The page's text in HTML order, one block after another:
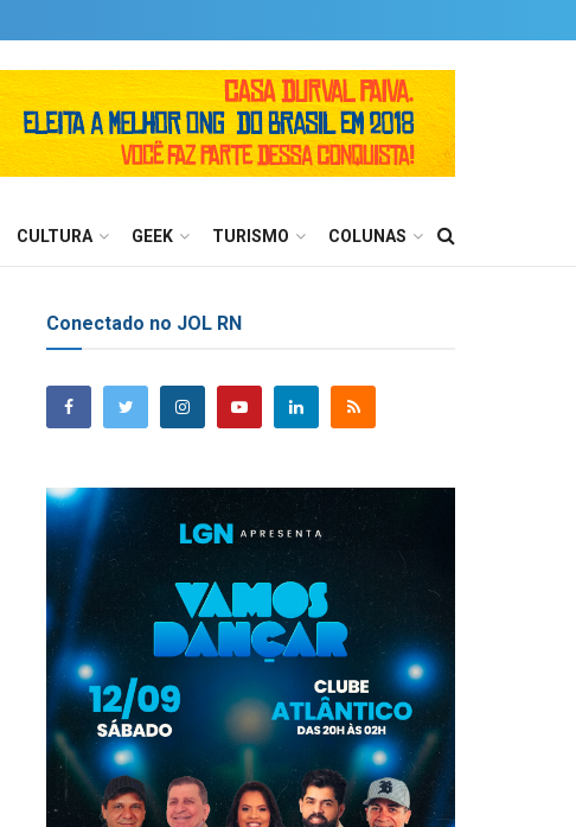
CULTURA GEEK TURISMO COLUNAS
Conectado no JOL RN